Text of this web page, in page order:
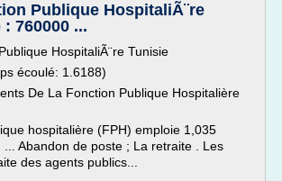
Publique HospitaliÃ¨re
760000 ...
HospitaliÃ¨re Tunisie
écoulé: 1.6188)
De La Fonction Publique Hospitalière
hospitalière (FPH) emploie 1,035
... Abandon de poste ; La retraite . Les
des agents publics...